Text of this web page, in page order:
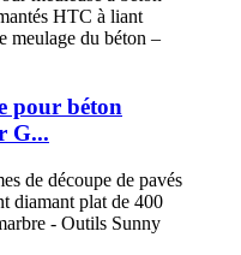
pour béton
G...